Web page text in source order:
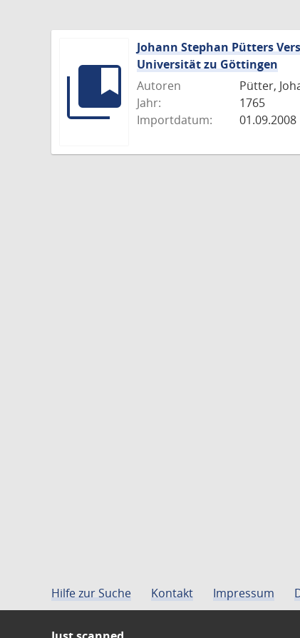
Johann Stephan Pütters
Universität zu Göttingen
Autoren
Pütter,
Jahr:
1765
Importdatum:
01.09.2008
Hilfe zur Suche Kontakt Impressum